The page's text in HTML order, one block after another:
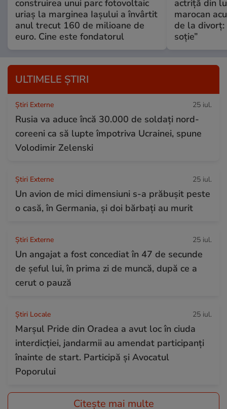
construirea unui parc fotovoltaic
uriaș la marginea Iașului a învârtit
anul trecut 160 de milioane de
euro. Cine este fondatorul
actriță din
marocan
de la divorț:
soție”
ULTIMELE ȘTIRI
Știri Externe 25 iul.
Rusia va aduce încă 30.000 de soldaţi nord-
coreeni ca să lupte împotriva Ucrainei, spune
Volodimir Zelenski
Știri Externe 25 iul.
Un avion de mici dimensiuni s-a prăbușit peste
o casă, în Germania, și doi bărbați au murit
Știri Externe 25 iul.
Un angajat a fost concediat în 47 de secunde
de șeful lui, în prima zi de muncă, după ce a
cerut o pauză
Știri Locale 25 iul.
Marșul Pride din Oradea a avut loc în ciuda
interdicției, jandarmii au amendat participanți
înainte de start. Participă și Avocatul
Poporului
Citește mai multe